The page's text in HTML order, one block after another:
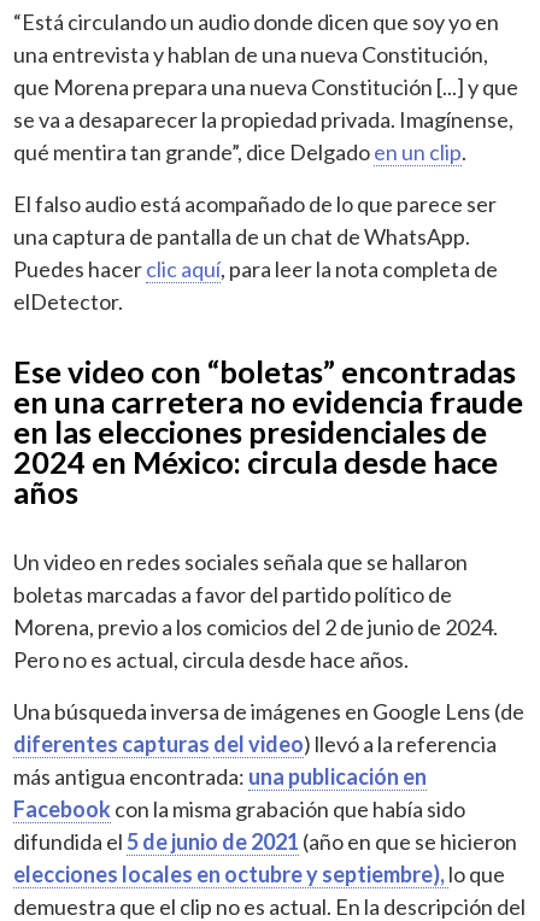
“Está circulando un audio donde dicen que soy yo en
una entrevista y hablan de una nueva Constitución,
que Morena prepara una nueva Constitución [...] y que
se va a desaparecer la propiedad privada. Imagínense,
qué mentira tan grande”, dice Delgadoen un clip.
El falso audio está acompañado de lo que parece ser
una captura de pantalla de un chat de WhatsApp.
Puedes hacerclic aquí, para leer la nota completa de
elDetector.
Ese video con “boletas” encontradas
en una carretera no evidencia fraude
en las elecciones presidenciales de
2024 en México: circula desde hace
años
Un video en redes sociales señala que se hallaron
boletas marcadas a favor del partido político de
Morena, previo a los comicios del 2 de junio de 2024.
Pero no es actual, circula desde hace años.
Una búsqueda inversa de imágenes en Google Lens (de
diferentes capturas del video) llevó a la referencia
más antigua encontrada: una publicación en
Facebook con la misma grabación que había sido
difundida el5 de junio de 2021 (año en que se hicieron
elecciones locales en octubre y septiembre),lo que
demuestra que el clip no es actual. En la descripción del